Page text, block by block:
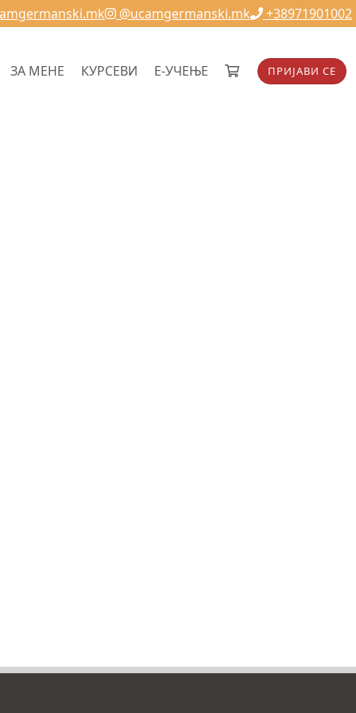
@ucamgermanski.mk +38971901002
ЗА МЕНЕ КУРСЕВИ Е-УЧЕЊЕ ПРИЈАВИ СЕ